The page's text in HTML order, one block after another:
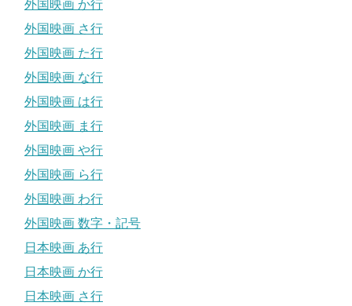
外国映画 か行
外国映画 さ行
外国映画 た行
外国映画 な行
外国映画 は行
外国映画 ま行
外国映画 や行
外国映画 ら行
外国映画 わ行
外国映画 数字・記号
日本映画 あ行
日本映画 か行
日本映画 さ行